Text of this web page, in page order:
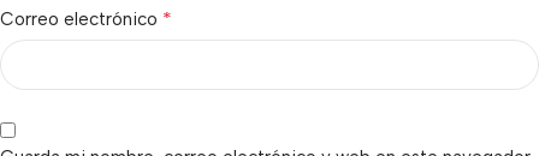
Correo electrónico *